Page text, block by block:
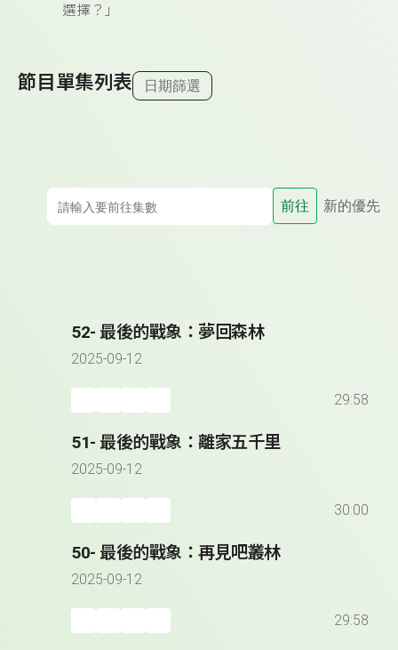
選擇？」
節目單集列表 日期篩選
前往 新的優先
52- 最後的戰象：夢回森林
2025-09-12
29:58
51- 最後的戰象：離家五千里
2025-09-12
30:00
50- 最後的戰象：再見吧叢林
2025-09-12
29:58